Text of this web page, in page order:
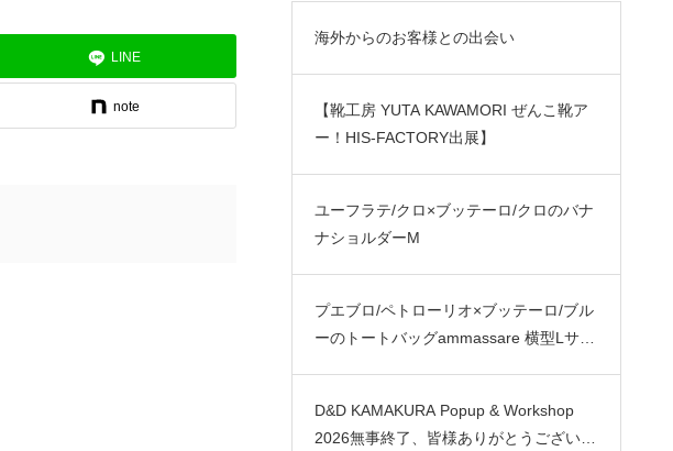
LINE
note
海外からのお客様との出会い
【靴工房 YUTA KAWAMORI ぜんこ靴ア
ー！HIS-FACTORY出展】
ユーフラテ/クロ×ブッテーロ/クロのバナ
ナショルダーM
プエブロ/ペトローリオ×ブッテーロ/ブル
ーのトートバッグammassare 横型Lサイ
D&D KAMAKURA Popup & Workshop
2026無事終了、皆様ありがとうございま